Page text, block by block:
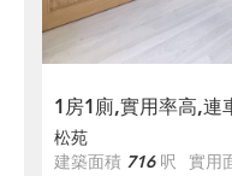
1房1廁,實用率高,連
松苑
建築面積 716呎 實用